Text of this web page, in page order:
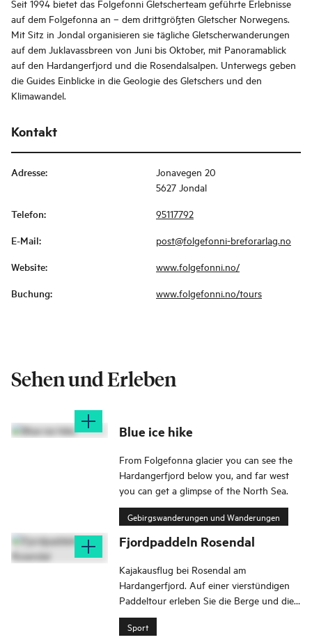
Seit 1994 bietet das Folgefonni Gletscherteam geführte Erlebnisse
auf dem Folgefonna an – dem drittgrößten Gletscher Norwegens.
Mit Sitz in Jondal organisieren sie tägliche Gletscherwanderungen
auf dem Juklavassbreen von Juni bis Oktober, mit Panoramablick
auf den Hardangerfjord und die Rosendalsalpen. Unterwegs geben
die Guides Einblicke in die Geologie des Gletschers und den
Klimawandel.
Kontakt
Adresse:
Jonavegen 20
5627 Jondal
Telefon: 95117792
E-Mail: post@folgefonni-breforarlag.no
Website: www.folgefonni.no/
Buchung: www.folgefonni.no/tours
Sehen und Erleben
Blue ice hike
From Folgefonna glacier you can see the
Hardangerfjord below you, and far west
you can get a glimpse of the North Sea.
Gebirgswanderungen und Wanderungen
Fjordpaddeln Rosendal
Kajakausflug bei Rosendal am
Hardangerfjord. Auf einer vierstündigen
Paddeltour erleben Sie die Berge und die
Inseln in der Umgebung von Rosendal
vom Fjord aus.
Sport